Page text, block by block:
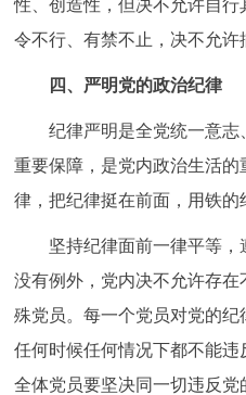
性、创造性，但决不允许自
令不行、有禁不止，决不允许
四、严明党的政治纪律
纪律严明是全党统一意志
重要保障，是党内政治生活
律，把纪律挺在前面，用铁的
坚持纪律面前一律平等，
没有例外，党内决不允许存
殊党员。每一个党员对党的纪
任何时候任何情况下都不能
全体党员要坚决同一切违反党